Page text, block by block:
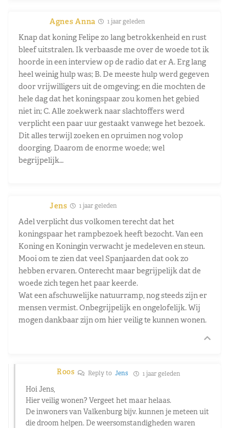
Agnes Anna 1 jaar geleden
Knap dat koning Felipe zo lang betrokkenheid en rust
bleef uitstralen. Ik verbaasde me over de woede tot ik
hoorde in een interview op de radio dat er A. Erg lang
heel weinig hulp was; B. De meeste hulp werd gegeven
door vrijwilligers uit de omgeving; en die mochten de
hele dag dat het koningspaar zou komen het gebied
niet in; C. Alle zoekwerk naar slachtoffers werd
verplicht een paar uur gestaakt vanwege het bezoek.
Dit alles terwijl zoeken en opruimen nog volop
doorging. Daarom de enorme woede; wel
begrijpelijk…
Jens 1 jaar geleden
Adel verplicht dus volkomen terecht dat het
koningspaar het rampbezoek heeft bezocht. Van een
Koning en Koningin verwacht je medeleven en steun.
Mooi om te zien dat veel Spanjaarden dat ook zo
hebben ervaren. Onterecht maar begrijpelijk dat de
woede zich tegen het paar keerde.
Wat een afschuwelijke natuurramp, nog steeds zijn er
mensen vermist. Onbegrijpelijk en ongelofelijk. Wij
mogen dankbaar zijn om hier veilig te kunnen wonen.
Roos Reply to Jens 1 jaar geleden
Hoi Jens,
Hier veilig wonen? Vergeet het maar helaas.
De inwoners van Valkenburg bijv. kunnen je meteen uit
die droom helpen. De weersomstandigheden waren